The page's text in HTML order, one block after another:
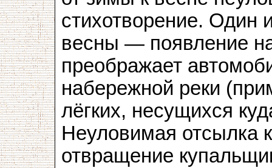
стихотворение. Один
весны — появление
преображает
набережной реки
лёгких, несущихся
Неуловимая
отвращение